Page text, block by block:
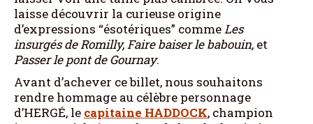
laisse découvrir la curieuse origine
d’expressions “ésotériques” commeLes
insurgés de Romilly, Faire baiser le babouin, et
Passer le pont de Gournay.
Avant d’achever ce billet, nous souhaitons
rendre hommage au célèbre personnage
d’HERGÉ, le capitaine HADDOCK, champion